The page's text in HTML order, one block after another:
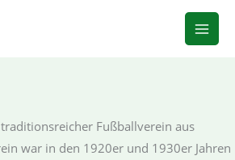
Fußballverein aus
war in den 1920er und 1930er Jahren